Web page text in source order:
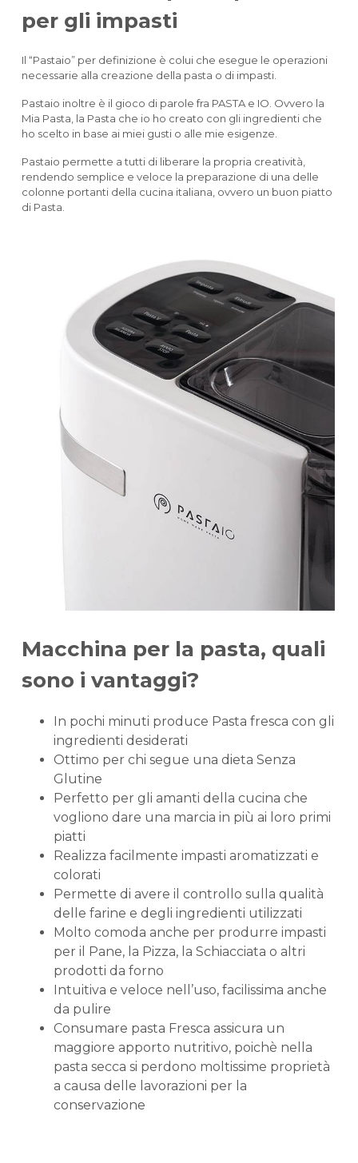
per gli impasti
Il “Pastaio” per definizione è colui che esegue le operazioni
necessarie alla creazione della pasta o di impasti.
Pastaio inoltre è il gioco di parole fra PASTA e IO. Ovvero la
Mia Pasta, la Pasta che io ho creato con gli ingredienti che
ho scelto in base ai miei gusti o alle mie esigenze.
Pastaio permette a tutti di liberare la propria creatività,
rendendo semplice e veloce la preparazione di una delle
colonne portanti della cucina italiana, ovvero un buon piatto
di Pasta.
Macchina per la pasta, quali
sono i vantaggi?
In pochi minuti produce Pasta fresca con gli
ingredienti desiderati
Ottimo per chi segue una dieta Senza
Glutine
Perfetto per gli amanti della cucina che
vogliono dare una marcia in più ai loro primi
piatti
Realizza facilmente impasti aromatizzati e
colorati
Permette di avere il controllo sulla qualità
delle farine e degli ingredienti utilizzati
Molto comoda anche per produrre impasti
per il Pane, la Pizza, la Schiacciata o altri
prodotti da forno
Intuitiva e veloce nell’uso, facilissima anche
da pulire
Consumare pasta Fresca assicura un
maggiore apporto nutritivo, poichè nella
pasta secca si perdono moltissime proprietà
a causa delle lavorazioni per la
conservazione